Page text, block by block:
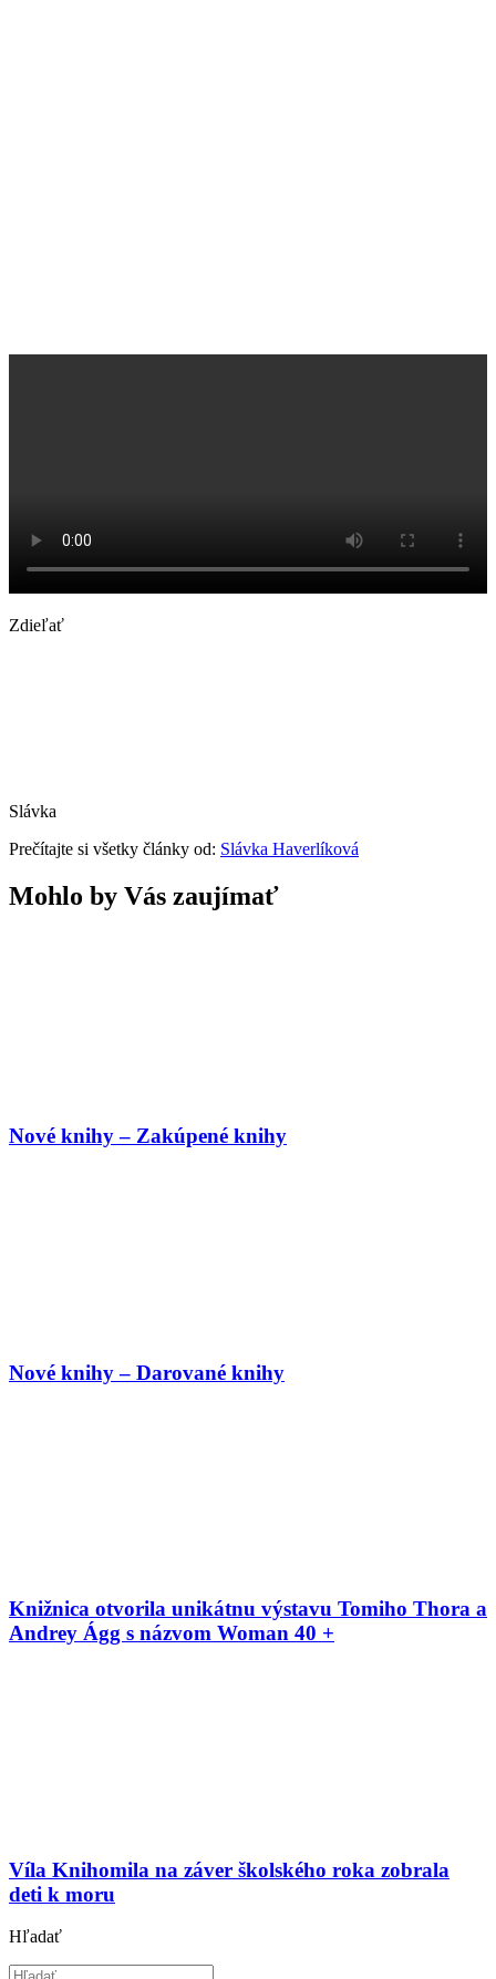
Zdieľať
Slávka
Prečítajte si všetky články od: Slávka Haverlíková
Mohlo by Vás zaujímať
Nové knihy – Zakúpené knihy
Nové knihy – Darované knihy
Knižnica otvorila unikátnu výstavu Tomiho Thora a
Andrey Ágg s názvom Woman 40 +
Víla Knihomila na záver školského roka zobrala
deti k moru
Hľadať